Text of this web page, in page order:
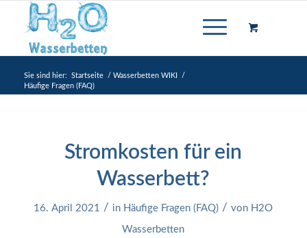
Sie sind hier: Startseite / Wasserbetten WIKI
/
Häufige Fragen (FAQ)
Stromkosten für ein
Wasserbett?
16. April 2021 / in Häufige Fragen (FAQ) / von H2O
Wasserbetten